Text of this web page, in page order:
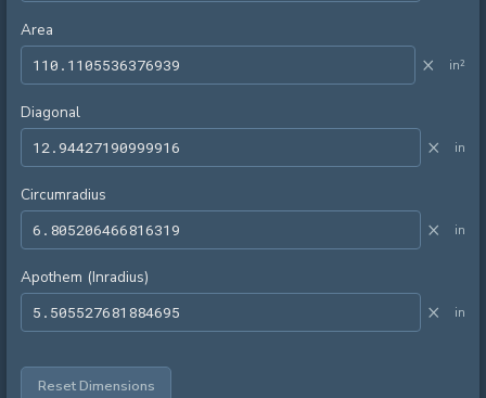
Area
× in²
Diagonal
× in
Circumradius
× in
Apothem (Inradius)
× in
Reset Dimensions